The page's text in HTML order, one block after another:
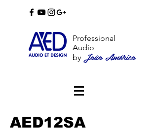
Professional
Audio
by João Américo
AED12SA